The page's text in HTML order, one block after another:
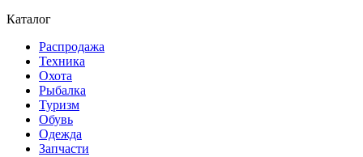
Каталог
Распродажа
Техника
Охота
Рыбалка
Туризм
Обувь
Одежда
Запчасти